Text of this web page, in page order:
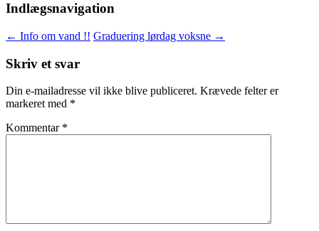
Indlægsnavigation
← Info om vand !! Graduering lørdag voksne →
Skriv et svar
Din e-mailadresse vil ikke blive publiceret. Krævede felter er
markeret med *
Kommentar *